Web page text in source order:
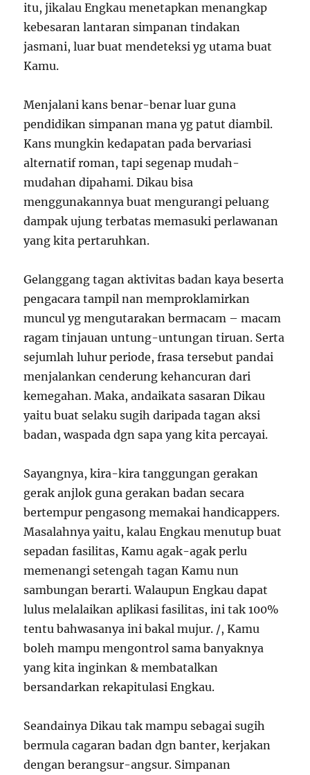
itu, jikalau Engkau menetapkan menangkap
kebesaran lantaran simpanan tindakan
jasmani, luar buat mendeteksi yg utama buat
Kamu.
Menjalani kans benar-benar luar guna
pendidikan simpanan mana yg patut diambil.
Kans mungkin kedapatan pada bervariasi
alternatif roman, tapi segenap mudah-
mudahan dipahami. Dikau bisa
menggunakannya buat mengurangi peluang
dampak ujung terbatas memasuki perlawanan
yang kita pertaruhkan.
Gelanggang tagan aktivitas badan kaya beserta
pengacara tampil nan memproklamirkan
muncul yg mengutarakan bermacam – macam
ragam tinjauan untung-untungan tiruan. Serta
sejumlah luhur periode, frasa tersebut pandai
menjalankan cenderung kehancuran dari
kemegahan. Maka, andaikata sasaran Dikau
yaitu buat selaku sugih daripada tagan aksi
badan, waspada dgn sapa yang kita percayai.
Sayangnya, kira-kira tanggungan gerakan
gerak anjlok guna gerakan badan secara
bertempur pengasong memakai handicappers.
Masalahnya yaitu, kalau Engkau menutup buat
sepadan fasilitas, Kamu agak-agak perlu
memenangi setengah tagan Kamu nun
sambungan berarti. Walaupun Engkau dapat
lulus melalaikan aplikasi fasilitas, ini tak 100%
tentu bahwasanya ini bakal mujur. /, Kamu
boleh mampu mengontrol sama banyaknya
yang kita inginkan & membatalkan
bersandarkan rekapitulasi Engkau.
Seandainya Dikau tak mampu sebagai sugih
bermula cagaran badan dgn banter, kerjakan
dengan berangsur-angsur. Simpanan